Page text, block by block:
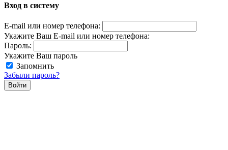
Вход в систему
E-mail или номер телефона:
Укажите Ваш E-mail или номер телефона:
Пароль:
Укажите Ваш пароль
Запомнить
Забыли пароль?